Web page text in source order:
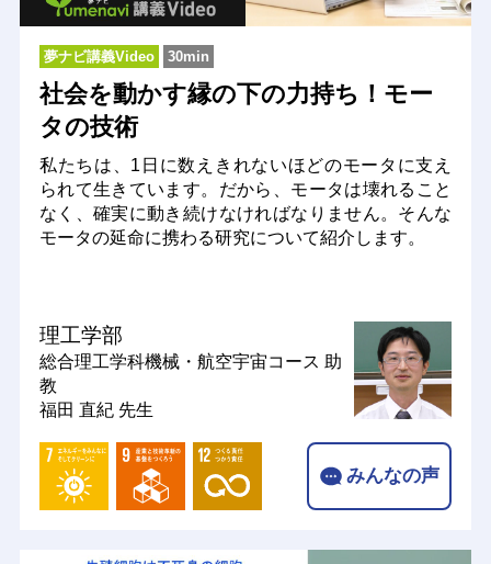
夢ナビ講義Video 30min
社会を動かす縁の下の力持ち！モー
タの技術
私たちは、1日に数えきれないほどのモータに支え
られて生きています。だから、モータは壊れること
なく、確実に動き続けなければなりません。そんな
モータの延命に携わる研究について紹介します。
理工学部
総合理工学科機械・航空宇宙コース 助
教
福田 直紀 先生
みんなの声